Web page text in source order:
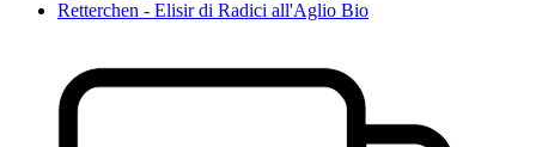
Retterchen - Elisir di Radici all'Aglio Bio